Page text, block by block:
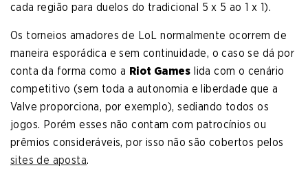
cada região para duelos do tradicional 5 x 5 ao 1 x 1).
Os torneios amadores de LoL normalmente ocorrem de
maneira esporádica e sem continuidade, o caso se dá por
conta da forma como a Riot Games lida com o cenário
competitivo (sem toda a autonomia e liberdade que a
Valve proporciona, por exemplo), sediando todos os
jogos. Porém esses não contam com patrocínios ou
prêmios consideráveis, por isso não são cobertos pelos
sites de aposta.